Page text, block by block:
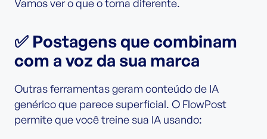
Vamos ver o que o torna diferente.
✅ Postagens que combinam
com a voz da sua marca
Outras ferramentas geram conteúdo de IA
genérico que parece superficial. O FlowPost
permite que você treine sua IA usando: